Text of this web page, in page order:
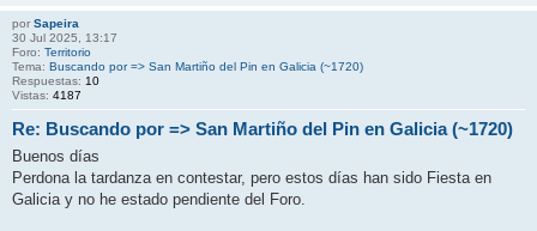
por Sapeira
30 Jul 2025, 13:17
Foro: Territorio
Tema: Buscando por => San Martiño del Pin en Galicia (~1720)
Respuestas: 10
Vistas: 4187
Re: Buscando por => San Martiño del Pin en Galicia (~1720)
Buenos días
Perdona la tardanza en contestar, pero estos días han sido Fiesta en
Galicia y no he estado pendiente del Foro.